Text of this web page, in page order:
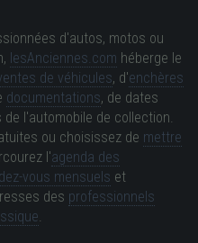
d'autos, motos ou
lesAnciennes.com héberge le
de véhicules, d'enchères
documentations, de dates
l'automobile de collection.
ou choisissez de mettre
l'agenda des
vous mensuels et
des professionnels
.